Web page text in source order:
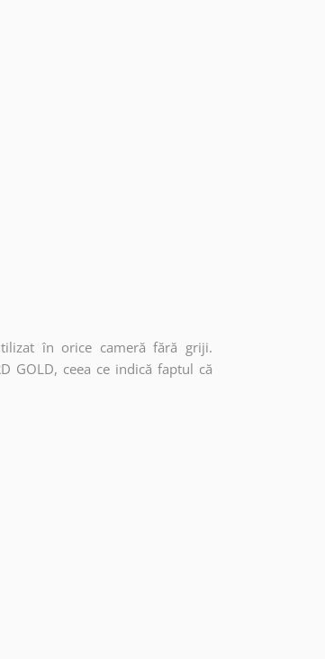
în orice cameră fără griji.
GOLD, ceea ce indică faptul că